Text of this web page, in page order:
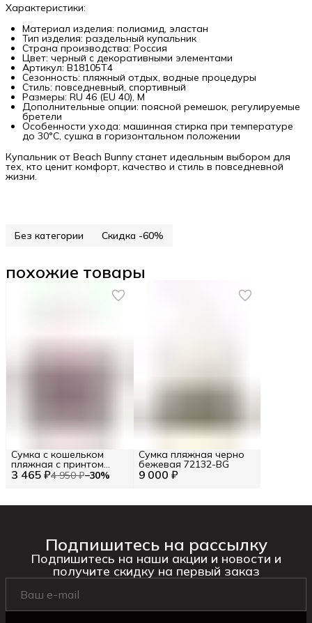
Характеристики:
Материал изделия: полиамид, эластан
Тип изделия: раздельный купальник
Страна производства: Россия
Цвет: черный с декоративными элементами
Артикул: B18105T4
Сезонность: пляжный отдых, водные процедуры
Стиль: повседневный, спортивный
Размеры: RU 46 (EU 40), M
Дополнительные опции: поясной ремешок, регулируемые
бретели
Особенности ухода: машинная стирка при температуре
до 30°C, сушка в горизонтальном положении
Купальник от Beach Bunny станет идеальным выбором для
тех, кто ценит комфорт, качество и стиль в повседневной
жизни.
Без категории Скидка -60%
похожие товары
3 465 ₽4 950 ₽−30%
Сумка с кошельком
пляжная с принтом
цветные полосы (86102) 9 000 ₽
Сумка пляжная черно
бежевая 72132-BG
Подпишитесь на рассылку
Подпишитесь на наши акции и новости и
получите скидку на первый заказ